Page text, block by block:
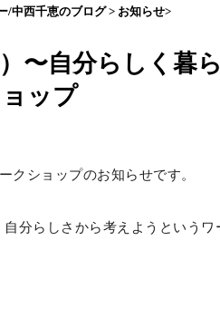
/中西千恵のブログ > お知らせ>
〜自分らしく暮
ップ
クショップのお知らせです。
分らしさから考えようというワ